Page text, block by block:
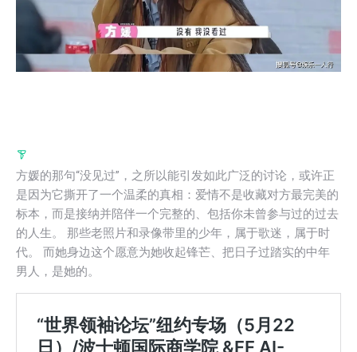
方媛的那句“没见过”，之所以能引发如此广泛的讨论，或许正
是因为它撕开了一个温柔的真相：爱情不是收藏对方最完美的
标本，而是接纳并陪伴一个完整的、包括你未曾参与过的过去
的人生。 那些老照片和录像带里的少年，属于歌迷，属于时
代。 而她身边这个愿意为她收起锋芒、把日子过踏实的中年
男人，是她的。